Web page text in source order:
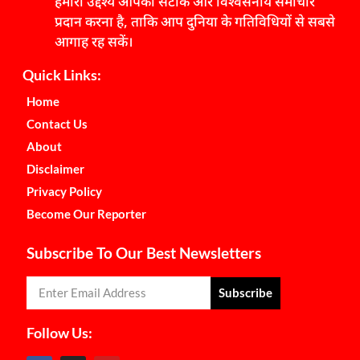
प्रदान करना है, ताकि आप दुनिया के गतिविधियों से सबसे
आगाह रह सकें।
Quick Links:
Home
Contact Us
About
Disclaimer
Privacy Policy
Become Our Reporter
Subscribe To Our Best Newsletters
Subscribe
Follow Us: